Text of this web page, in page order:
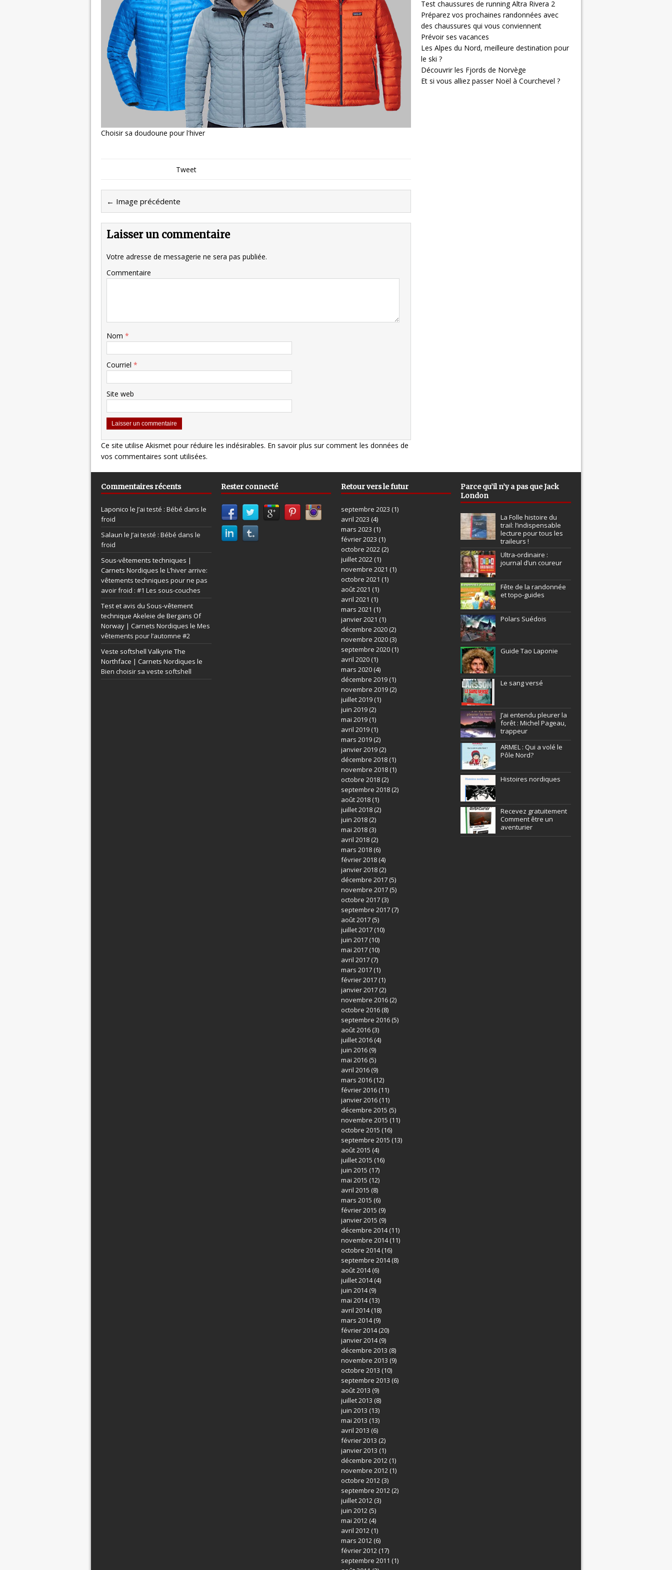
Choisir sa doudoune pour l'hiver
Tweet
← Image précédente
Laisser un commentaire
Votre adresse de messagerie ne sera pas publiée.
Commentaire
Nom *
Courriel *
Site web
Ce site utilise Akismet pour réduire les indésirables. En savoir plus sur comment les données de
vos commentaires sont utilisées.
Test chaussures de running Altra Rivera 2
Préparez vos prochaines randonnées avec
des chaussures qui vous conviennent
Prévoir ses vacances
Les Alpes du Nord, meilleure destination pour
le ski ?
Découvrir les Fjords de Norvège
Et si vous alliez passer Noël à Courchevel ?
Commentaires récents
Laponico le J’ai testé : Bébé dans le
froid
Salaun le J’ai testé : Bébé dans le
froid
Sous-vêtements techniques |
Carnets Nordiques le L’hiver arrive:
vêtements techniques pour ne pas
avoir froid : #1 Les sous-couches
Test et avis du Sous-vêtement
technique Akeleie de Bergans Of
Norway | Carnets Nordiques le Mes
vêtements pour l’automne #2
Veste softshell Valkyrie The
Northface | Carnets Nordiques le
Bien choisir sa veste softshell
Rester connecté Retour vers le futur
septembre 2023 (1)
avril 2023 (4)
mars 2023 (1)
février 2023 (1)
octobre 2022(2)
juillet 2022(1)
novembre 2021 (1)
octobre 2021 (1)
août 2021 (1)
avril 2021 (1)
mars 2021 (1)
janvier 2021 (1)
décembre 2020(2)
novembre 2020(3)
septembre 2020(1)
avril 2020(1)
mars 2020(4)
décembre 2019(1)
novembre 2019(2)
juillet 2019(1)
juin 2019(2)
mai 2019(1)
avril 2019(1)
mars 2019(2)
janvier 2019(2)
décembre 2018(1)
novembre 2018(1)
octobre 2018(2)
septembre 2018(2)
août 2018(1)
juillet 2018(2)
juin 2018(2)
mai 2018(3)
avril 2018(2)
mars 2018(6)
février 2018(4)
janvier 2018(2)
décembre 2017(5)
novembre 2017(5)
octobre 2017(3)
septembre 2017(7)
août 2017(5)
juillet 2017(10)
juin 2017(10)
mai 2017(10)
avril 2017(7)
mars 2017(1)
février 2017(1)
janvier 2017(2)
novembre 2016(2)
octobre 2016(8)
septembre 2016(5)
août 2016(3)
juillet 2016(4)
juin 2016(9)
mai 2016(5)
avril 2016(9)
mars 2016(12)
février 2016(11)
janvier 2016(11)
décembre 2015 (5)
novembre 2015 (11)
octobre 2015 (16)
septembre 2015 (13)
août 2015 (4)
juillet 2015 (16)
juin 2015 (17)
mai 2015 (12)
avril 2015 (8)
mars 2015 (6)
février 2015 (9)
janvier 2015 (9)
décembre 2014(11)
novembre 2014(11)
octobre 2014(16)
septembre 2014(8)
août 2014(6)
juillet 2014(4)
juin 2014(9)
mai 2014(13)
avril 2014(18)
mars 2014(9)
février 2014(20)
janvier 2014(9)
décembre 2013 (8)
novembre 2013 (9)
octobre 2013 (10)
septembre 2013 (6)
août 2013 (9)
juillet 2013 (8)
juin 2013 (13)
mai 2013 (13)
avril 2013 (6)
février 2013 (2)
janvier 2013 (1)
décembre 2012(1)
novembre 2012(1)
octobre 2012(3)
septembre 2012(2)
juillet 2012(3)
juin 2012(5)
mai 2012(4)
avril 2012(1)
mars 2012(6)
février 2012(17)
septembre 2011 (1)
Parce qu’il n’y a pas que Jack
London
La Folle histoire du
trail: l’indispensable
lecture pour tous les
traileurs !
Ultra-ordinaire :
journal d’un coureur
Fête de la randonnée
et topo-guides
Polars Suédois
Guide Tao Laponie
Le sang versé
J’ai entendu pleurer la
forêt : Michel Pageau,
trappeur
ARMEL : Qui a volé le
Pôle Nord?
Histoires nordiques
Recevez gratuitement
Comment être un
aventurier